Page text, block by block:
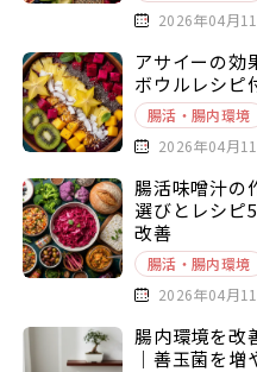
2026年04月
アサイーの効
ボウルレシピ
腸活・腸内環境
2026年04月
腸活味噌汁の
選びとレシピ
改善
腸活・腸内環境
2026年04月
腸内環境を改
｜善玉菌を増